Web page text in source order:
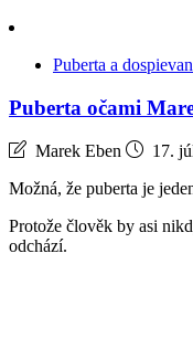
Puberta a
Puberta očami
Marek Eben 17.
Možná, že puberta je
Protože člověk by asi
odchází.